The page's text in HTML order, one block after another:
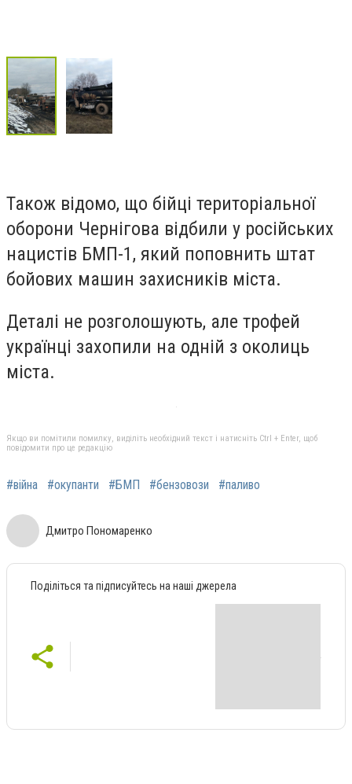
Також відомо, що бійці територіальної
оборони Чернігова відбили у російських
нацистів БМП-1, який поповнить штат
бойових машин захисників міста.
Деталі не розголошують, але трофей
українці захопили на одній з околиць
міста.
Якщо ви помітили помилку, виділіть необхідний текст і натисніть Ctrl + Enter, щоб
повідомити про це редакцію
#війна #окупанти #БМП #бензовози #паливо
Дмитро Пономаренко
Поділіться та підписуйтесь на наші джерела